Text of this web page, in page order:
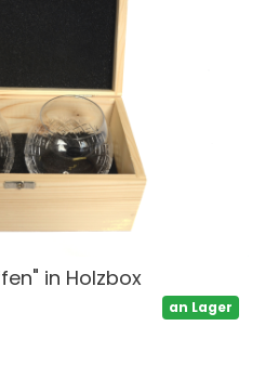
in Holzbox
an Lager